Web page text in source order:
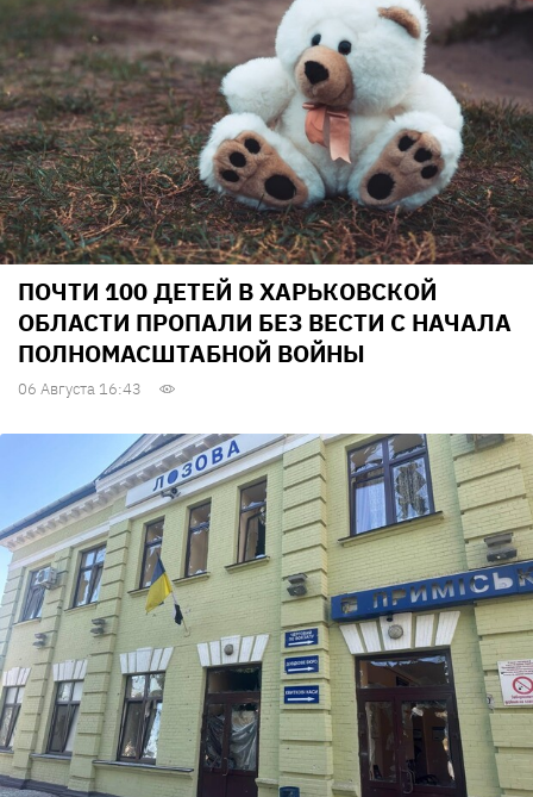
ПОЧТИ 100 ДЕТЕЙ В ХАРЬКОВСКОЙ
ОБЛАСТИ ПРОПАЛИ БЕЗ ВЕСТИ С НАЧАЛА
ПОЛНОМАСШТАБНОЙ ВОЙНЫ
06 Августа 16:43